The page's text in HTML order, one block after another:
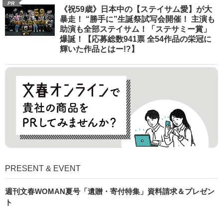
PR
《祝59歳》日本中の【ステイサム愛】が大
暴走！ “勝手に”生誕祭試写会開催！ 主演も
助演も全部ステイサム！「ステサミー賞」
爆誕！【応募総数941票 全54作品の栄冠に
輝いた作品とはー!?】
PRESENT & EVENT
週刊文春WOMAN夏号「遺贈・寄付特集」資料請求＆プレゼン
ト